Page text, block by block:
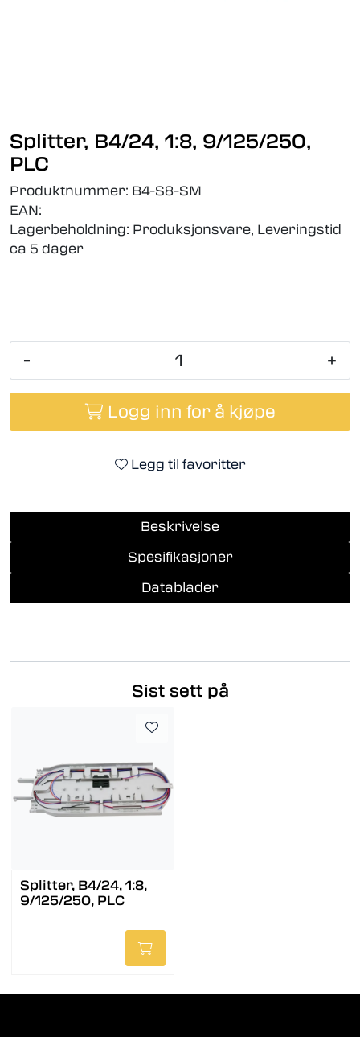
Splitter, B4/24, 1:8, 9/125/250,
PLC
Produktnummer: B4-S8-SM
EAN:
Lagerbeholdning: Produksjonsvare, Leveringstid
ca 5 dager
- +
Logg inn for å kjøpe
Legg til favoritter
Beskrivelse
Spesifikasjoner
Datablader
Sist sett på
Splitter, B4/24, 1:8,
9/125/250, PLC